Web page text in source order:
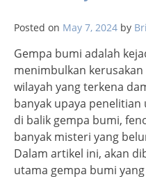
Posted on May 7, 2024 by
Gempa bumi adalah
menimbulkan
wilayah yang terkena
banyak upaya
di balik gempa bumi,
banyak misteri yang
Dalam artikel ini, akan
utama gempa bumi